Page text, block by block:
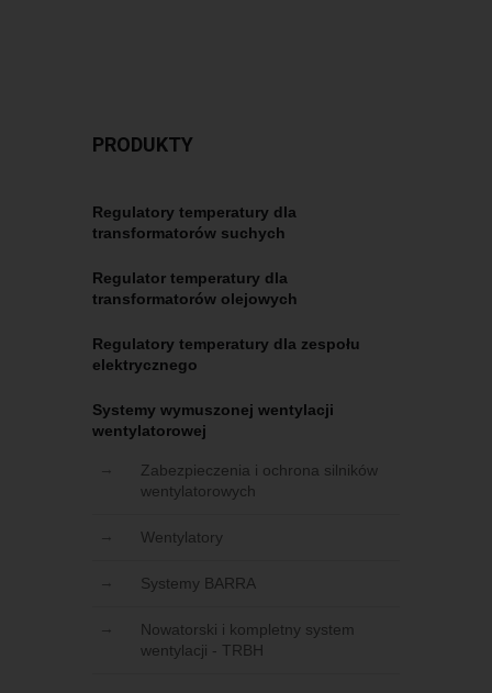
PRODUKTY
Regulatory temperatury dla
transformatorów suchych
Regulator temperatury dla
transformatorów olejowych
Regulatory temperatury dla zespołu
elektrycznego
Systemy wymuszonej wentylacji
wentylatorowej
Zabezpieczenia i ochrona silników
wentylatorowych
Wentylatory
Systemy BARRA
Nowatorski i kompletny system
wentylacji - TRBH